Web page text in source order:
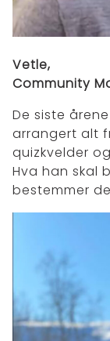
Vetle,
Community
De siste
arrangert alt
quizkvelder
Hva han skal
bestemmer